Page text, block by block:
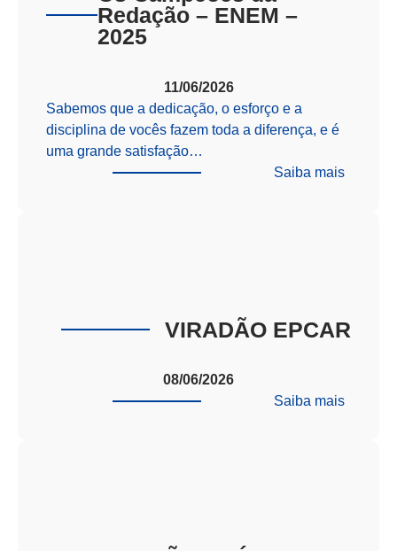
Redação – ENEM –
2025
11/06/2026
Sabemos que a dedicação, o esforço e a
disciplina de vocês fazem toda a diferença, e é
uma grande satisfação…
Saiba mais:
–
2025
VIRADÃO EPCAR
08/06/2026
Saiba mais: